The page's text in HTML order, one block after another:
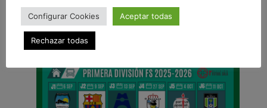
CALENDARIO DE LIGA
Configurar Cookies Aceptar todas
Rechazar todas